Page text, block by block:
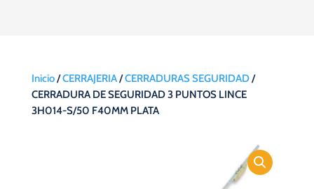
Inicio/CERRAJERIA/CERRADURAS SEGURIDAD/
CERRADURA DE SEGURIDAD 3 PUNTOS LINCE
3H014-S/50 F40MM PLATA